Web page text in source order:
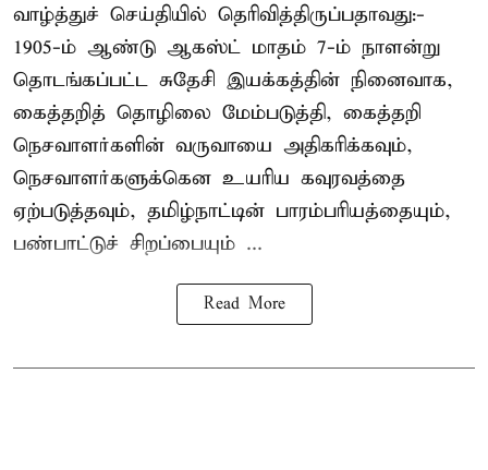
வாழ்த்துச் செய்தியில் தெரிவித்திருப்பதாவது:-
1905-ம் ஆண்டு ஆகஸ்ட் மாதம் 7-ம் நாளன்று
தொடங்கப்பட்ட சுதேசி இயக்கத்தின் நினைவாக,
கைத்தறித் தொழிலை மேம்படுத்தி, கைத்தறி
நெசவாளர்களின் வருவாயை அதிகரிக்கவும்,
நெசவாளர்களுக்கென உயரிய கவுரவத்தை
ஏற்படுத்தவும், தமிழ்நாட்டின் பாரம்பரியத்தையும்,
பண்பாட்டுச் சிறப்பையும் ...
Read More